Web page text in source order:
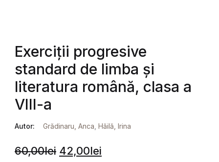
Exerciții progresive
standard de limba și
literatura română, clasa a
VIII-a
Autor: Grădinaru, Anca Hăilă, Irina
60,00lei 42,00lei